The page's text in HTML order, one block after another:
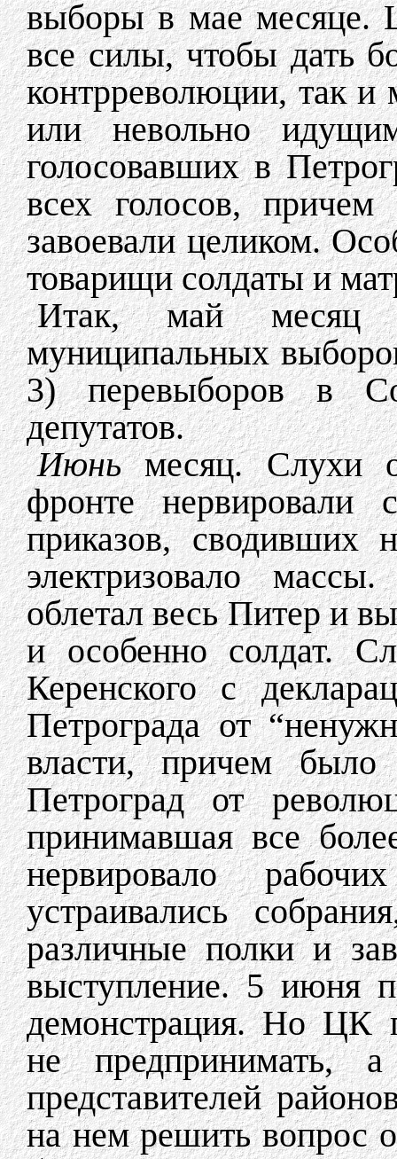
выборы в мае месяце.
все силы, чтобы дать
контрреволюции, так и
или невольно
голосовавших в
всех голосов,
завоевали целиком.
товарищи солдаты и
Итак, май месяц
муниципальных
3) перевыборов в
депутатов.
Июньмесяц. Слухи о
фронте нервировали
приказов, сводивших
электризовало
облетал весь Питер и
и особенно солдат.
Керенского с
Петрограда от
власти, причем было
Петроград от
принимавшая все
нервировало
устраивались
различные полки и
выступление. 5 июня
демонстрация. Но ЦК
не предпринимать,
представителей
на нем решить вопрос